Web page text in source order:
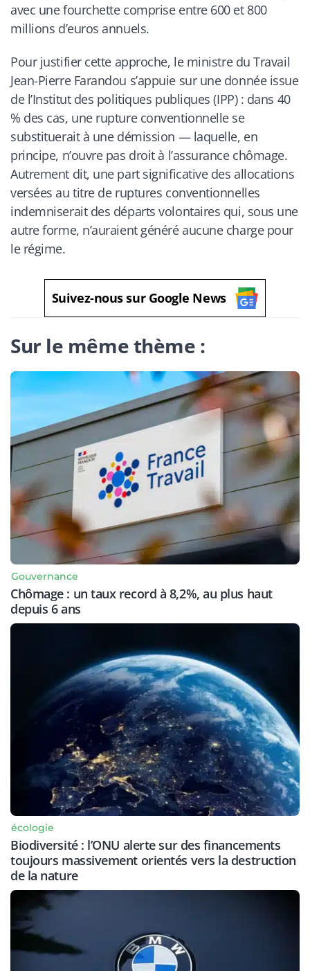
avec une fourchette comprise entre 600 et 800
millions d’euros annuels.
Pour justifier cette approche, le ministre du Travail
Jean-Pierre Farandou s’appuie sur une donnée issue
de l’Institut des politiques publiques (IPP) : dans 40
% des cas, une rupture conventionnelle se
substituerait à une démission — laquelle, en
principe, n’ouvre pas droit à l’assurance chômage.
Autrement dit, une part significative des allocations
versées au titre de ruptures conventionnelles
indemniserait des départs volontaires qui, sous une
autre forme, n’auraient généré aucune charge pour
le régime.
Suivez-nous sur Google News
Sur le même thème :
Gouvernance
Chômage : un taux record à 8,2%, au plus haut
depuis 6 ans
écologie
Biodiversité : l’ONU alerte sur des financements
toujours massivement orientés vers la destruction
de la nature